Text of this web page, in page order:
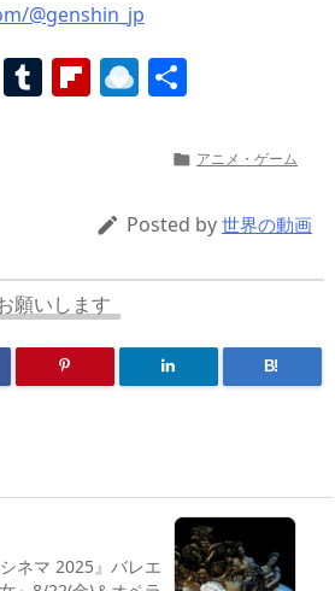
@genshin_jp
Bl T Fl
ar
d
R
ro
p.
 アニメ・ゲーム
 Posted by 世界の動画
願いします
B!
ネマ 2025』バレエ